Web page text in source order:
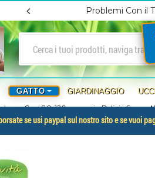
Problemi Con il
GATTO GIARDINAGGIO
se usi paypal sul nostro sito e se vuoi
per Cani 80-120grammi - Delizia Sana e